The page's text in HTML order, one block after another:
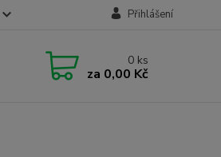
Přihlášení
0 ks
za 0,00 Kč